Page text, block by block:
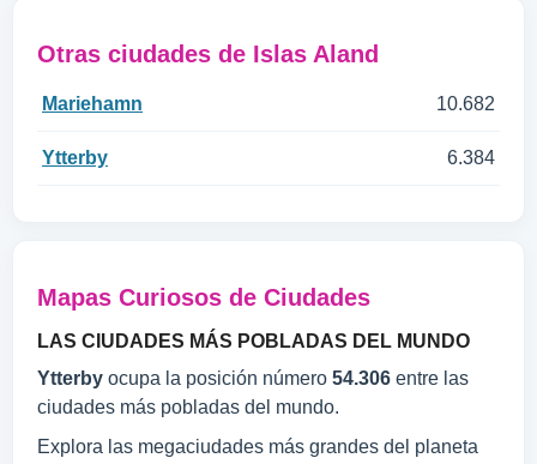
Otras ciudades de Islas Aland
Mariehamn 10.682
Ytterby 6.384
Mapas Curiosos de Ciudades
LAS CIUDADES MÁS POBLADAS DEL MUNDO
Ytterby ocupa la posición número 54.306 entre las
ciudades más pobladas del mundo.
Explora las megaciudades más grandes del planeta